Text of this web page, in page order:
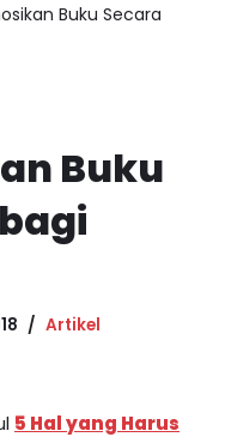
Buku Secara
Buku
Artikel
5 Hal yang Harus